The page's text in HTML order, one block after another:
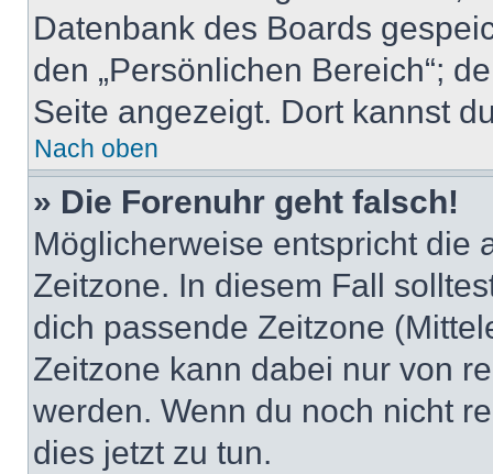
Datenbank des Boards
den „Persönlichen Bereich“;
Seite angezeigt. Dort kannst
Nach oben
» Die Forenuhr geht falsch!
Möglicherweise entspricht die
Zeitzone. In diesem Fall
dich passende Zeitzone
Zeitzone kann dabei nur von
werden. Wenn du noch nicht
dies jetzt zu tun.